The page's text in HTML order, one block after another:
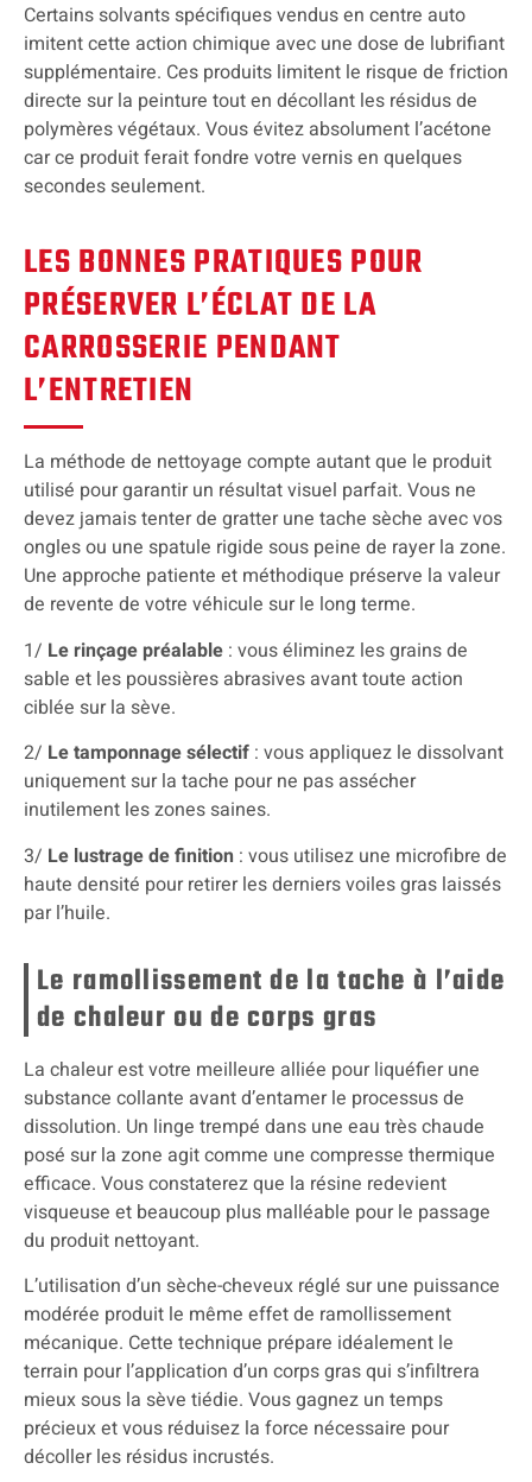
Certains solvants spécifiques vendus en centre auto
imitent cette action chimique avec une dose de lubrifiant
supplémentaire. Ces produits limitent le risque de friction
directe sur la peinture tout en décollant les résidus de
polymères végétaux. Vous évitez absolument l’acétone
car ce produit ferait fondre votre vernis en quelques
secondes seulement.
LES BONNES PRATIQUES POUR
PRÉSERVER L’ÉCLAT DE LA
CARROSSERIE PENDANT
L’ENTRETIEN
La méthode de nettoyage compte autant que le produit
utilisé pour garantir un résultat visuel parfait. Vous ne
devez jamais tenter de gratter une tache sèche avec vos
ongles ou une spatule rigide sous peine de rayer la zone.
Une approche patiente et méthodique préserve la valeur
de revente de votre véhicule sur le long terme.
1/ Le rinçage préalable : vous éliminez les grains de
sable et les poussières abrasives avant toute action
ciblée sur la sève.
2/ Le tamponnage sélectif : vous appliquez le dissolvant
uniquement sur la tache pour ne pas assécher
inutilement les zones saines.
3/ Le lustrage de finition : vous utilisez une microfibre de
haute densité pour retirer les derniers voiles gras laissés
par l’huile.
Le ramollissement de la tache à l’aide
de chaleur ou de corps gras
La chaleur est votre meilleure alliée pour liquéfier une
substance collante avant d’entamer le processus de
dissolution. Un linge trempé dans une eau très chaude
posé sur la zone agit comme une compresse thermique
efficace. Vous constaterez que la résine redevient
visqueuse et beaucoup plus malléable pour le passage
du produit nettoyant.
L’utilisation d’un sèche-cheveux réglé sur une puissance
modérée produit le même effet de ramollissement
mécanique. Cette technique prépare idéalement le
terrain pour l’application d’un corps gras qui s’infiltrera
mieux sous la sève tiédie. Vous gagnez un temps
précieux et vous réduisez la force nécessaire pour
décoller les résidus incrustés.